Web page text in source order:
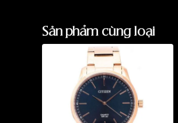
Sản phẩm cùng loại